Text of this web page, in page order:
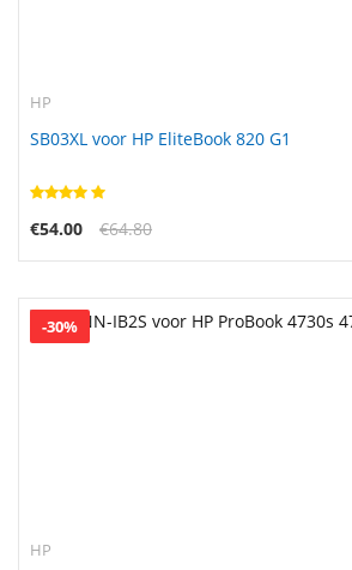
HP
SB03XL voor HP EliteBook 820 G1
€54.00 €64.80
-30%
HP